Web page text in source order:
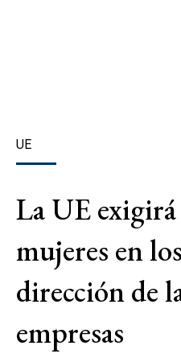
UE
La UE exigirá
mujeres en
dirección de
empresas